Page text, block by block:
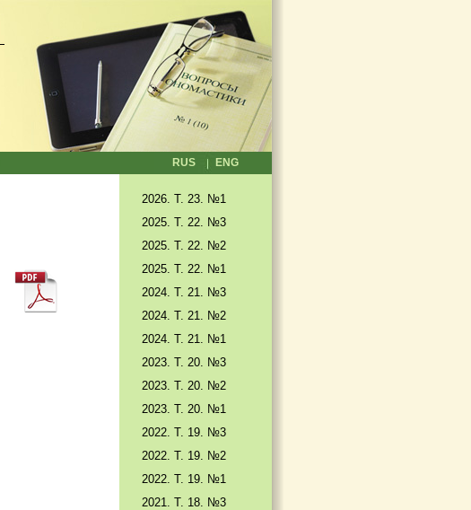
RUS ENG
2026. T. 23. №1
2025. T. 22. №3
2025. Т. 22. №2
2025. Т. 22. №1
2024. Т. 21. №3
2024. Т. 21. №2
2024. Т. 21. №1
2023. Т. 20. №3
2023. Т. 20. №2
2023. Т. 20. №1
2022. Т. 19. №3
2022. Т. 19. №2
2022. Т. 19. №1
2021. Т. 18. №3